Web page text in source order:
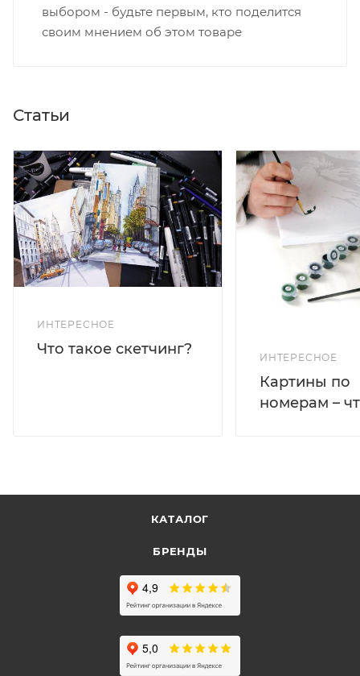
выбором - будьте первым, кто поделится
своим мнением об этом товаре
Статьи
ИНТЕРЕСНОЕ
Что такое скетчинг?
ИНТЕРЕСНОЕ
Картины по
номерам –
КАТАЛОГ
БРЕНДЫ